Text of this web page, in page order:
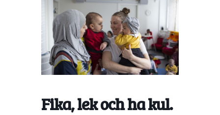
Fika, lek och ha kul.